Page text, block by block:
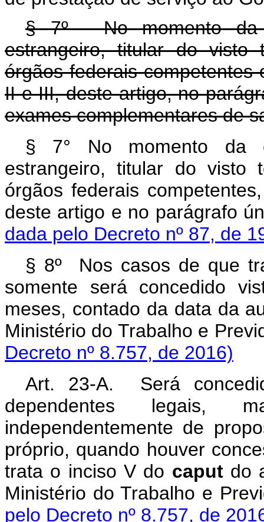
§ 7º - No momento da
estrangeiro, titular do visto
órgãos federais
II e III, deste artigo, no
exames complementares de
§ 7° No momento da
estrangeiro, titular do visto
órgãos federais
deste artigo e no
dada pelo Decreto nº 87, de
§ 8º Nos casos de que
somente será concedido
meses, contado da data da
Ministério do Trabalho e
Decreto nº 8.757, de 2016)
Art. 23-A. Será
dependentes legais,
independentemente de
próprio, quando houver
trata o inciso V do caputdo
Ministério do
pelo Decreto nº 8.757, de